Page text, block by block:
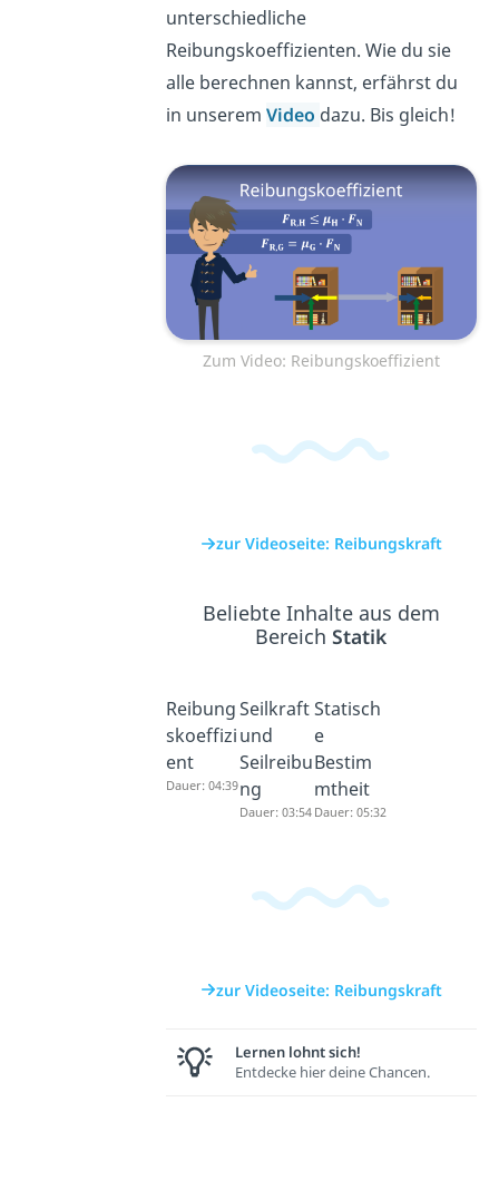
unterschiedliche
Reibungskoeffizienten. Wie du sie
alle berechnen kannst, erfährst du
in unserem Video dazu. Bis gleich!
Zum Video: Reibungskoeffizient
zur Videoseite: Reibungskraft
Beliebte Inhalte aus dem
BereichStatik
Reibung
skoeffizi
ent
Dauer: 04:39
Seilkraft
und
Seilreibu
ng
Dauer: 03:54
Statisch
e
Bestim
mtheit
Dauer: 05:32
zur Videoseite: Reibungskraft
Lernen lohnt sich!
Entdecke hier deine Chancen.